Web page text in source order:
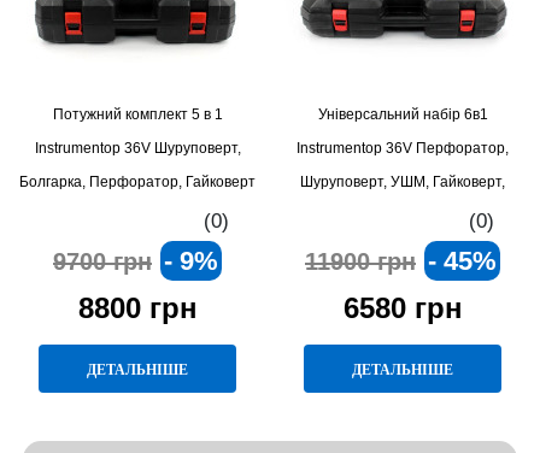
Потужний комплект 5 в 1
Instrumentop 36V Шуруповерт,
Болгарка, Перфоратор, Гайковерт
(0)
9700 грн - 9%
8800 грн
ДЕТАЛЬНІШЕ
Універсальний набір 6в1
Instrumentop 36V Перфоратор,
Шуруповерт, УШМ, Гайковерт,
Секатор та Міні-пила для
професіоналів і домашніх
майстрів
(0)
11900 грн - 45%
6580 грн
ДЕТАЛЬНІШЕ